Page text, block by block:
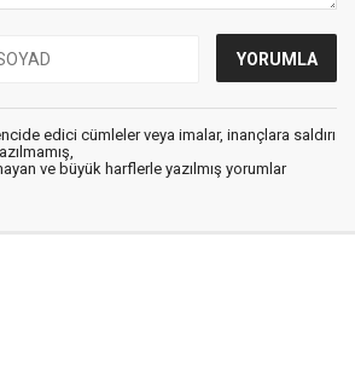
edici cümleler veya imalar, inançlara saldırı
ve büyük harflerle yazılmış yorumlar